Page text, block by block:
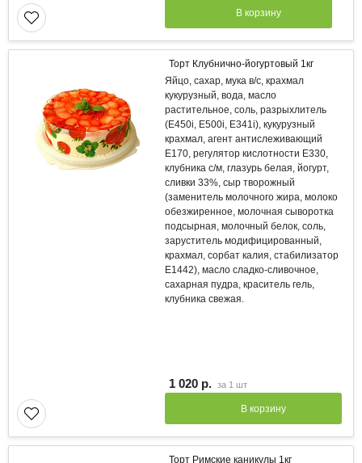
В корзину
Торт Клубнично-йогуртовый 1кг
Яйцо, сахар, мука в/с, крахмал
кукурузный, вода, масло
растительное, соль, разрыхлитель
(Е450i, E500i, E341i), кукурузный
крахмал, агент антислеживающий
Е170, регулятор кислотности Е330,
клубника с/м, глазурь белая, йогурт,
сливки 33%, сыр творожный
(заменитель молочного жира, молоко
обезжиренное, молочная сыворотка
подсырная, молочный белок, соль,
заруститель модифицированный,
крахмал, сорбат калия, стабилизатор
Е1442), масло сладко-сливочное,
сахарная пудра, краситель гель,
клубника свежая.
1 020 р. за 1 шт
В корзину
Торт Римские каникулы 1кг